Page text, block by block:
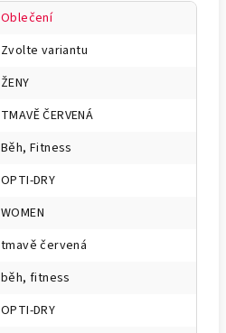
Oblečení
Zvolte variantu
ŽENY
TMAVĚ ČERVENÁ
Běh, Fitness
OPTI-DRY
WOMEN
tmavě červená
běh, fitness
OPTI-DRY